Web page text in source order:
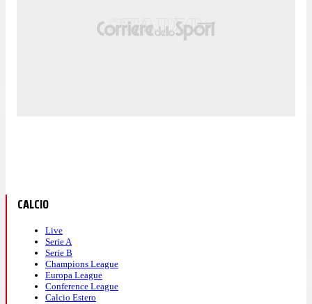
CALCIO
Live
Serie A
Serie B
Champions League
Europa League
Conference League
Calcio Estero